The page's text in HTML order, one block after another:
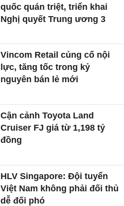
quốc quán triệt, triển khai
Nghị quyết Trung ương 3
Vincom Retail củng cố nội
lực, tăng tốc trong kỷ
nguyên bán lẻ mới
Cận cảnh Toyota Land
Cruiser FJ giá từ 1,198 tỷ
đồng
HLV Singapore: Đội tuyển
Việt Nam không phải đối thủ
dễ đối phó